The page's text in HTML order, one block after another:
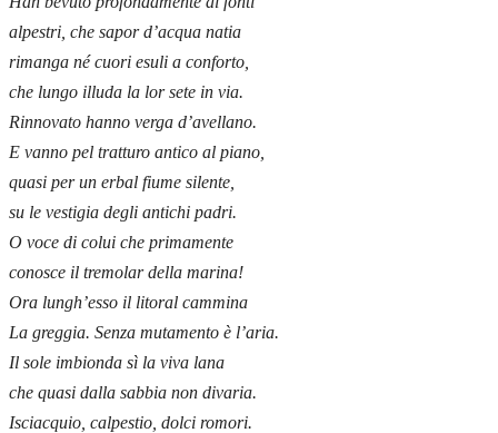
alpestri, che sapor d’acqua natia
rimanga né cuori esuli a conforto,
che lungo illuda la lor sete in via.
Rinnovato hanno verga d’avellano.
E vanno pel tratturo antico al piano,
quasi per un erbal fiume silente,
su le vestigia degli antichi padri.
O voce di colui che primamente
conosce il tremolar della marina!
Ora lungh’esso il litoral cammina
La greggia. Senza mutamento è l’aria.
Il sole imbionda sì la viva lana
che quasi dalla sabbia non divaria.
Isciacquio, calpestio, dolci romori.